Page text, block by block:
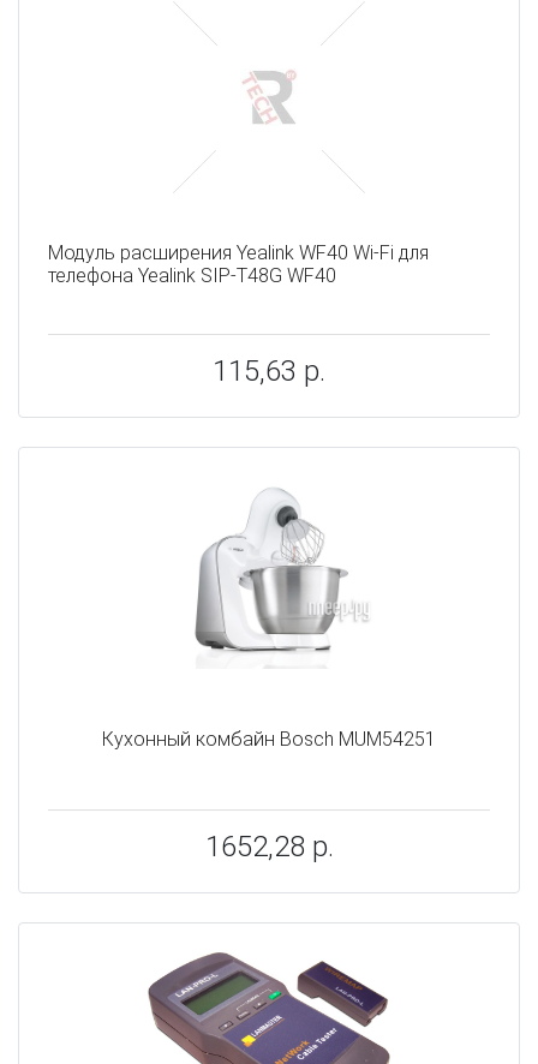
Модуль расширения Yealink WF40 Wi-Fi для
телефона Yealink SIP-T48G WF40
115,63 р.
Кухонный комбайн Bosch MUM54251
1652,28 р.